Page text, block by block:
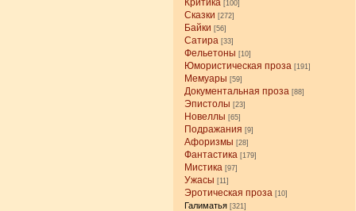
[100]
Сказки [272]
Байки [56]
Сатира [33]
Фельетоны [10]
Юмористическая проза [191]
Мемуары [59]
Документальная проза [88]
Эпистолы [23]
Новеллы [65]
Подражания [9]
Афоризмы [28]
Фантастика [179]
Мистика [97]
Ужасы [11]
Эротическая проза [10]
Галиматья [321]